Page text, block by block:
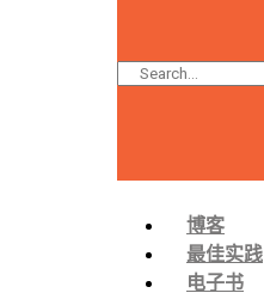
博客
最佳实践
电子书